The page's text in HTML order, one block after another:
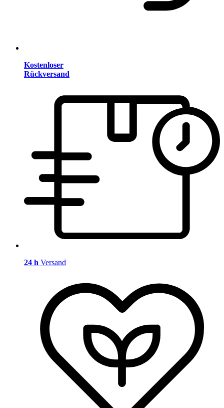
Kostenloser
Rückversand
24 h Versand